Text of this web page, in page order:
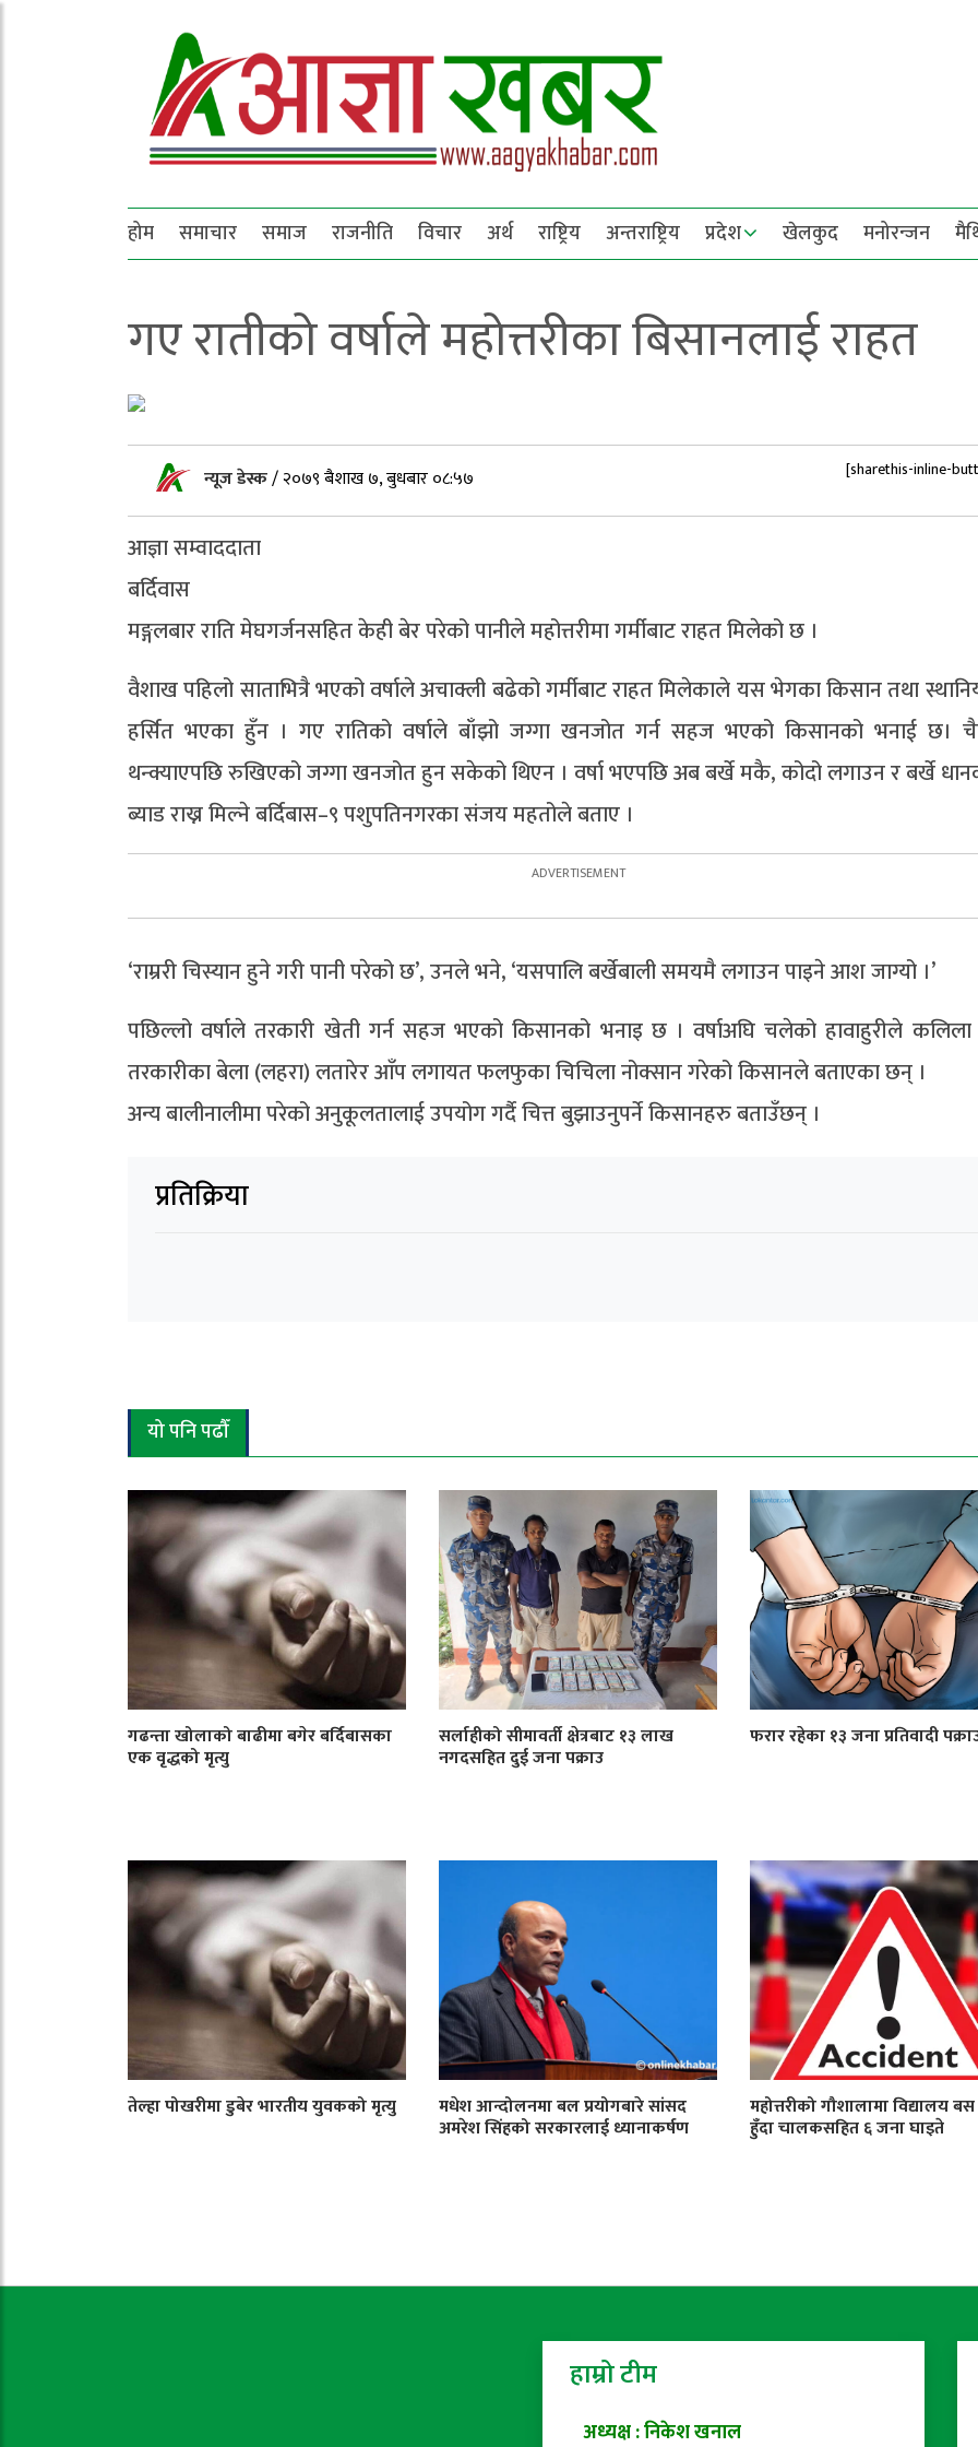
होम समाचार समाज राजनीति विचार अर्थ राष्ट्रिय अन्तराष्ट्रिय प्रदेश खेलकुद मनोरन्जन
गए रातीको वर्षाले महोत्तरीका बिसानलाई राहत
न्यूज डेस्क/२०७९ बैशाख ७, बुधबार ०८:५७ [sharethis-inline-
आज्ञा सम्वाददाता
बर्दिवास
मङ्गलबार राति मेघगर्जनसहित केही बेर परेको पानीले महोत्तरीमा गर्मीबाट राहत मिलेको छ ।
वैशाख पहिलो साताभित्रै भएको वर्षाले अचाक्ली बढेको गर्मीबाट राहत मिलेकाले यस भेगका किसान तथा
हर्सित भएका हुँन । गए रातिको वर्षाले बाँझो जग्गा खनजोत गर्न सहज भएको किसानको भनाई छ।
थन्क्याएपछि रुखिएको जग्गा खनजोत हुन सकेको थिएन । वर्षा भएपछि अब बर्खे मकै, कोदो लगाउन र बर्खे
ब्याड राख्न मिल्ने बर्दिबास–९ पशुपतिनगरका संजय महतोले बताए ।
‘राम्ररी चिस्यान हुने गरी पानी परेको छ’, उनले भने, ‘यसपालि बर्खेबाली समयमै लगाउन पाइने आश जाग्यो ।’
पछिल्लो वर्षाले तरकारी खेती गर्न सहज भएको किसानको भनाइ छ । वर्षाअघि चलेको हावाहुरीले
तरकारीका बेला (लहरा) लतारेर आँप लगायत फलफुका चिचिला नोक्सान गरेको किसानले बताएका छन् ।
अन्य बालीनालीमा परेको अनुकूलतालाई उपयोग गर्दै चित्त बुझाउनुपर्ने किसानहरु बताउँछन् ।
प्रतिक्रिया
यो पनि पढौँ
गढन्ता खोलाको बाढीमा बगेर बर्दिबासका
एक वृद्धको मृत्यु
सर्लाहीको सीमावर्ती क्षेत्रबाट १३ लाख
नगदसहित दुई जना पक्राउ
फरार रहेका १३ जना प्रतिवादी
तेल्हा पोखरीमा डुबेर भारतीय युवकको मृत्यु मधेश आन्दोलनमा बल प्रयोगबारे सांसद
अमरेश सिंहको सरकारलाई ध्यानाकर्षण
महोत्तरीको गौशालामा विद्यालय
हुँदा चालकसहित ६ जना घाइते
हाम्रो टीम
अध्यक्ष : निकेश खनाल